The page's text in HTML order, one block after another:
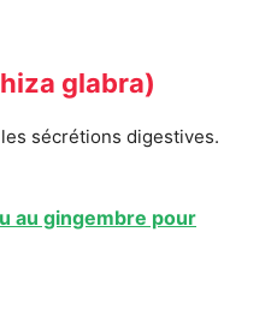
glabra)
sécrétions digestives.
au gingembre pour